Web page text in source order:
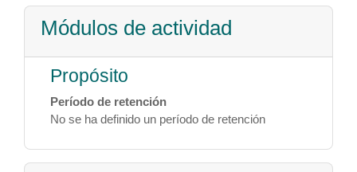
Módulos de actividad
Propósito
Período de retención
No se ha definido un período de retención